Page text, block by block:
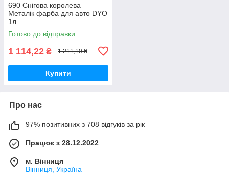
690 Снігова королева
Металік фарба для авто DYO
1л
Готово до відправки
1 114,22 ₴ 1 211,10 ₴
Купити
Про нас
97% позитивних з 708 відгуків за рік
Працює з 28.12.2022
м. Вінниця
Вінниця, Україна